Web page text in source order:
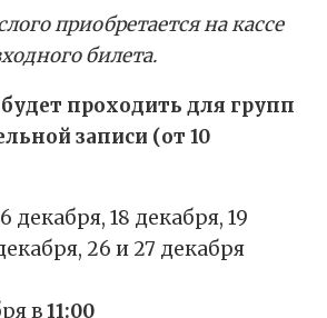
приобретается на кассе
билета.
проходить для групп
записи (от 10
декабря, 18 декабря, 19
26 и 27 декабря
в11:00